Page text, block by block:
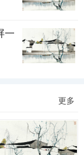
一
更多